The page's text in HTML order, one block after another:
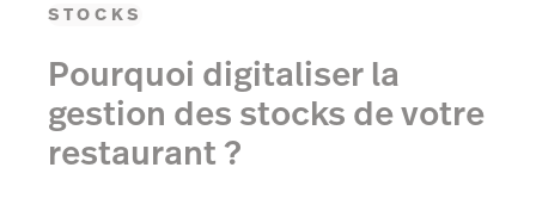
STOCKS
Pourquoi digitaliser la
gestion des stocks de votre
restaurant ?